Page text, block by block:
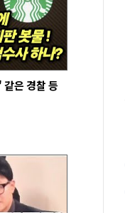
은 경찰 등